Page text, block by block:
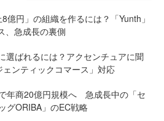
億円」の組織を作るには？「Yunth」
、急成長の裏側
選ばれるには？アクセンチュアに聞
ェンティックコマース」対応
年商20億円規模へ 急成長中の「セ
グORIBA」のEC戦略